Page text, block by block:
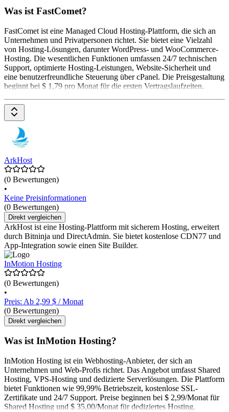
Was ist FastComet?
FastComet ist eine Managed Cloud Hosting-Plattform, die sich an
Unternehmen und Privatpersonen richtet. Sie bietet eine Vielzahl
von Hosting-Lösungen, darunter WordPress- und WooCommerce-
Hosting. Die wesentlichen Funktionen umfassen 24/7 technischen
Support, optimierte Hosting-Leistungen, Website-Sicherheit und
eine benutzerfreundliche Steuerung über cPanel. Die Preisgestaltung
beginnt bei $ 1,79 pro Monat für die ersten Vertragslaufzeiten.
ArkHost
(0 Bewertungen)
•
Keine Preisinformationen
(0 Bewertungen)
Direkt vergleichen
ArkHost ist eine Hosting-Plattform mit sicherem Hosting, erweitert
durch Bitninja und DirectAdmin. Sie bietet kostenlose CDN77 und
App-Integration sowie einen Site Builder.
InMotion Hosting
(0 Bewertungen)
•
Preis: Ab 2,99 $ / Monat
(0 Bewertungen)
Direkt vergleichen
Was ist InMotion Hosting?
InMotion Hosting ist ein Webhosting-Anbieter, der sich an
Unternehmen und Web-Profis richtet. Das Angebot umfasst Shared
Hosting, VPS-Hosting und dedizierte Serverlösungen. Die Plattform
bietet Funktionen wie 99,99% Betriebszeit, kostenlose SSL-
Zertifikate und 24/7 Support. Preise beginnen bei $ 2,99/Monat für
Shared Hosting und $ 35,00/Monat für dediziertes Hosting.